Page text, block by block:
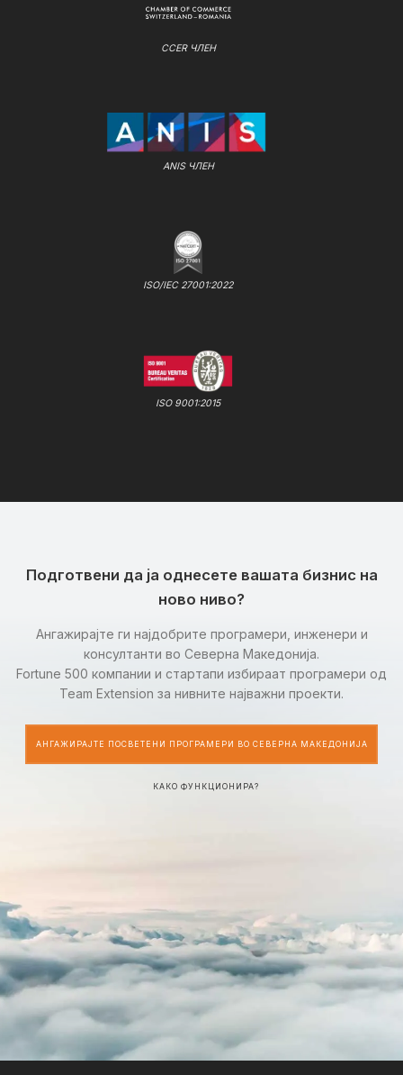
CCER ЧЛЕН
ANIS ЧЛЕН
ISO/IEC 27001:2022
ISO 9001:2015
Подготвени да ја однесете вашата бизнис на
ново ниво?
Ангажирајте ги најдобрите програмери, инженери и
консултанти во Северна Македонија.
Fortune 500 компании и стартапи избираат програмери од
Team Extension за нивните најважни проекти.
АНГАЖИРАЈТЕ ПОСВЕТЕНИ ПРОГРАМЕРИ ВО СЕВЕРНА МАКЕДОНИЈА
КАКО ФУНКЦИОНИРА?